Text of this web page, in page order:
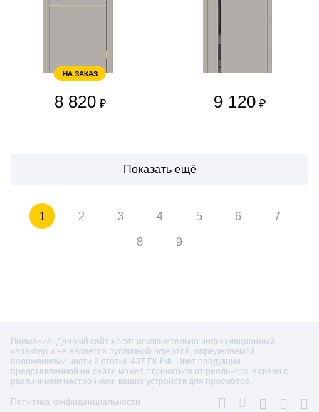
НА ЗАКАЗ
8 820 ₽ 9 120 ₽
Показать ещё
1 2 3 4 5 6 7
8 9
Внимание! Данный сайт носит исключительно информационный
характер и не является публичной офертой, определяемой
положениями части 2 статьи 437 ГК РФ. Цвет продукции,
представленной на сайте может отличаться от реального, в связи с
различными настройками ваших устройств для просмотра.
Политика конфиденциальности